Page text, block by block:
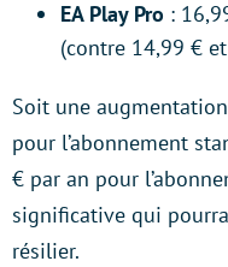
EA Play Pro :
(contre 14,99 €
Soit une
pour l’abonnement
€ par an pour
significative qui
résilier.